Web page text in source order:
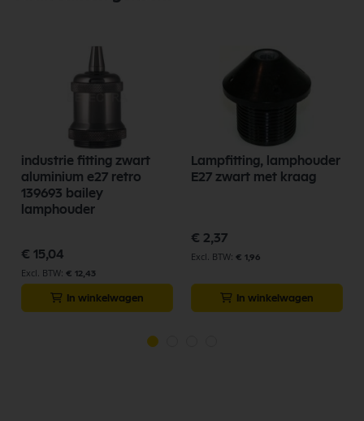
industrie fitting zwart
aluminium e27 retro
139693 bailey
lamphouder
€ 15,04
€ 12,43
In winkelwagen
Lampfitting, lamphouder
E27 zwart met kraag
€ 2,37
€ 1,96
In winkelwagen